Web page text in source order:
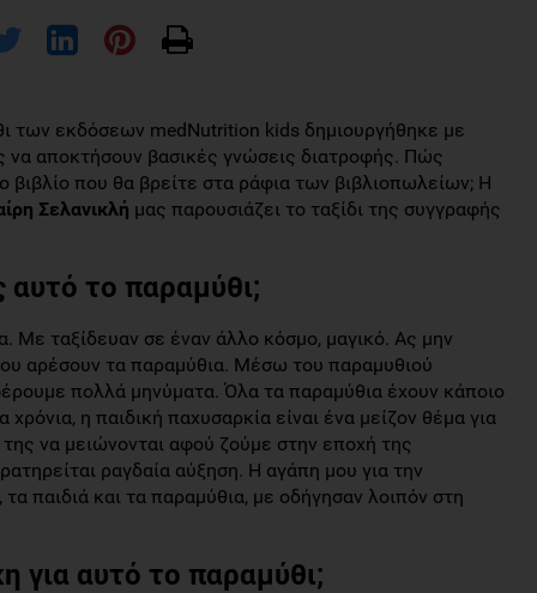
των εκδόσεων medNutrition kids δημιουργήθηκε με
να αποκτήσουν βασικές γνώσεις διατροφής. Πώς
που θα βρείτε στα ράφια των βιβλιοπωλείων; Η
Σελανικλή μας παρουσιάζει το ταξίδι της συγγραφής
αυτό το παραμύθι;
Με ταξίδευαν σε έναν άλλο κόσμο, μαγικό. Ας μην
αρέσουν τα παραμύθια. Μέσω του παραμυθιού
πολλά μηνύματα. Όλα τα παραμύθια έχουν κάποιο
η παιδική παχυσαρκία είναι ένα μείζον θέμα για
να μειώνονται αφού ζούμε στην εποχή της
ραγδαία αύξηση. Η αγάπη μου για την
παιδιά και τα παραμύθια, με οδήγησαν λοιπόν στη
για αυτό το παραμύθι;